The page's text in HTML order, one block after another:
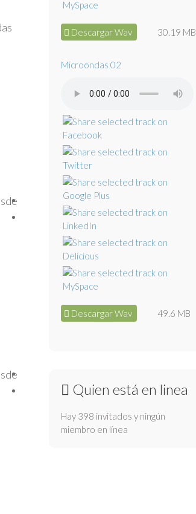
Descargar Wav 30.19 MB
Microondas 02
Descargar Wav 49.6 MB
Quien está en linea
Hay 398 invitados y ningún
miembro en línea